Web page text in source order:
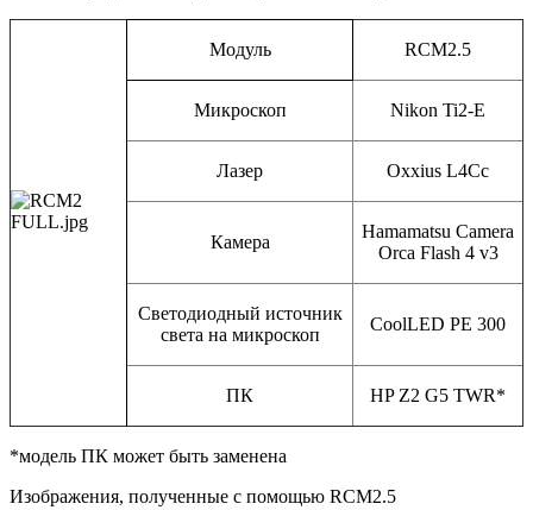
Модуль RCM2.5
Микроскоп Nikon Ti2-E
Лазер Oxxius L4Cc
Камера
Hamamatsu Camera
Orca Flash 4 v3
Светодиодный источник
света на микроскоп
CoolLED PE 300
ПК HP Z2 G5 TWR*
*модель ПК может быть заменена
Изображения, полученные с помощью RCM2.5